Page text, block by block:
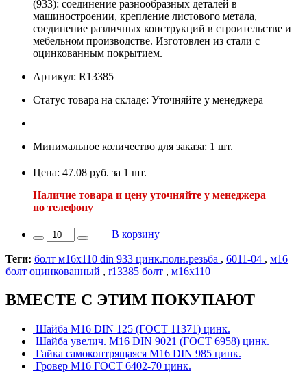
(933): соединение разнообразных деталей в
машиностроении, крепление листового метала,
соединение различных конструкций в строительстве и
мебельном производстве. Изготовлен из стали с
оцинкованным покрытием.
Артикул: R13385
Статус товара на складе: Уточняйте у менеджера
Минимальное количество для заказа: 1 шт.
Цена: 47.08 руб. за 1 шт.
Наличие товара и цену уточняйте у менеджера
по телефону
В корзину
Теги: болт м16х110 din 933 цинк.полн.резьба , 6011-04 , м16
болт оцинкованный , r13385 болт , м16х110
ВМЕСТЕ С ЭТИМ ПОКУПАЮТ
Шайба М16 DIN 125 (ГОСТ 11371) цинк.
Шайба увелич. М16 DIN 9021 (ГОСТ 6958) цинк.
Гайка самоконтрящаяся М16 DIN 985 цинк.
Гровер М16 ГОСТ 6402-70 цинк.